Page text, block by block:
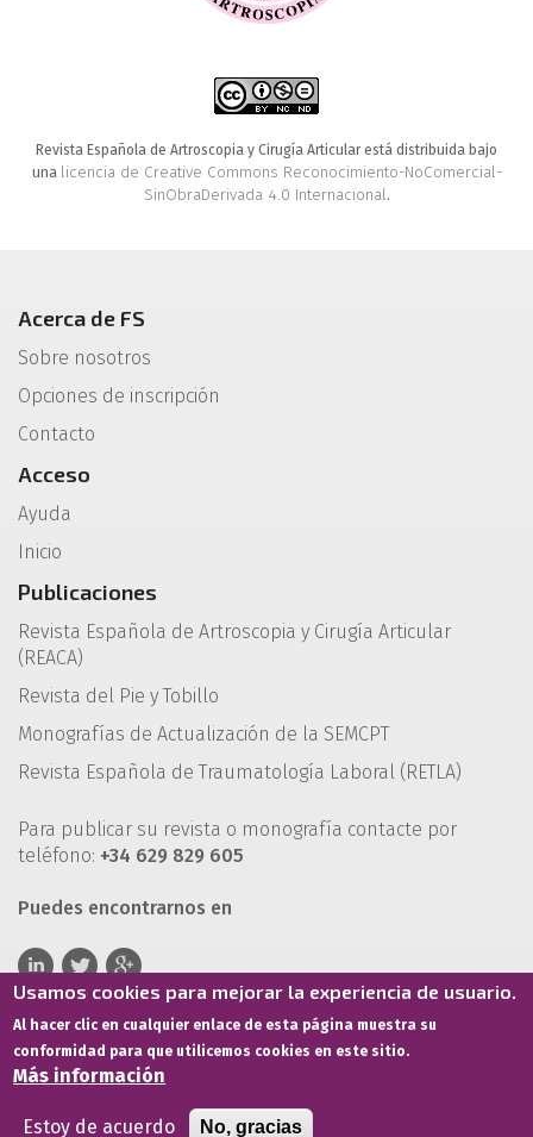
Revista Española de Artroscopia y Cirugía Articular está distribuida bajo
una licencia de Creative Commons Reconocimiento-NoComercial-
SinObraDerivada 4.0 Internacional.
Acerca de FS
Sobre nosotros
Opciones de inscripción
Contacto
Acceso
Ayuda
Inicio
Publicaciones
Revista Española de Artroscopia y Cirugía Articular
(REACA)
Revista del Pie y Tobillo
Monografías de Actualización de la SEMCPT
Revista Española de Traumatología Laboral (RETLA)
Para publicar su revista o monografía contacte por
teléfono: +34 629 829 605
Puedes encontrarnos en
Términos de servicio Política de privacidad
Usamos cookies para mejorar la experiencia de usuario.
Al hacer clic en cualquier enlace de esta página muestra su
conformidad para que utilicemos cookies en este sitio.
Más información
Estoy de acuerdo No, gracias